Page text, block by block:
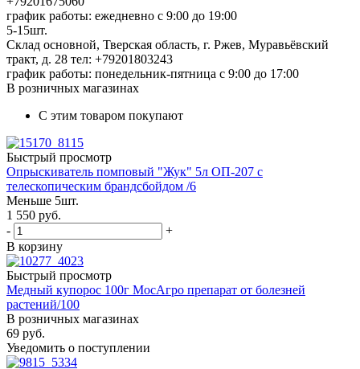
график работы: ежедневно с 9:00 до 19:00
5-15шт.
Склад основной, Тверская область, г. Ржев, Муравьёвский
тракт, д. 28 тел: +79201803243
график работы: понедельник-пятница с 9:00 до 17:00
В розничных магазинах
С этим товаром покупают
Быстрый просмотр
Опрыскиватель помповый "Жук" 5л ОП-207 с
телескопическим брандсбойдом /6
Меньше 5шт.
1 550 руб.
-
+
В корзину
Быстрый просмотр
Медный купорос 100г МосАгро препарат от болезней
растений/100
В розничных магазинах
69 руб.
Уведомить о поступлении